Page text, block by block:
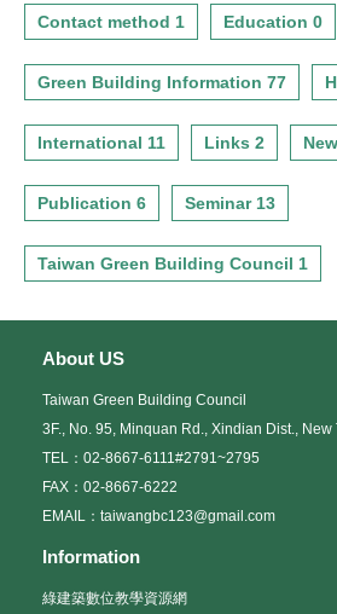
Contact method 1 Education 0
Green Building Information 77
International 11 Links 2
Publication 6 Seminar 13
Taiwan Green Building Council 1
About US
Taiwan Green Building Council
3F., No. 95, Minquan Rd., Xindian Dist., New
TEL：02-8667-6111#2791~2795
FAX：02-8667-6222
EMAIL：taiwangbc123@gmail.com
Information
綠建築數位教學資源網